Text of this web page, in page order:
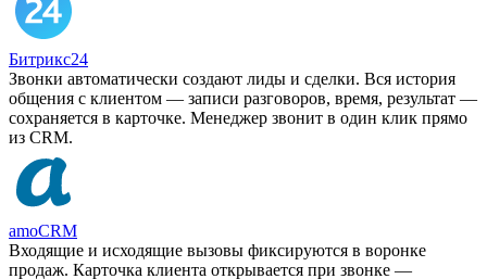
Битрикс24
Звонки автоматически создают лиды и сделки. Вся история
общения с клиентом — записи разговоров, время, результат —
сохраняется в карточке. Менеджер звонит в один клик прямо
из CRM.
amoCRM
Входящие и исходящие вызовы фиксируются в воронке
продаж. Карточка клиента открывается при звонке —